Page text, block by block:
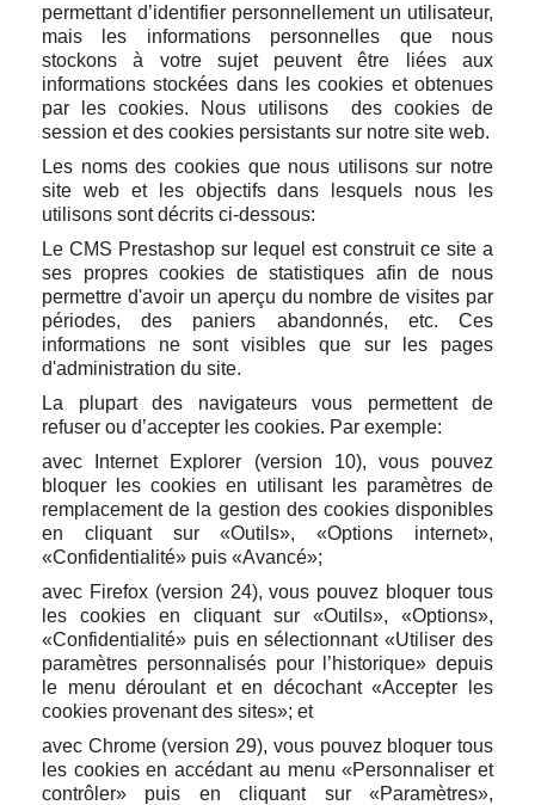
permettant d’identifier personnellement un utilisateur,
mais les informations personnelles que nous
stockons à votre sujet peuvent être liées aux
informations stockées dans les cookies et obtenues
par les cookies. Nous utilisons des cookies de
session et des cookies persistants sur notre site web.
Les noms des cookies que nous utilisons sur notre
site web et les objectifs dans lesquels nous les
utilisons sont décrits ci-dessous:
Le CMS Prestashop sur lequel est construit ce site a
ses propres cookies de statistiques afin de nous
permettre d'avoir un aperçu du nombre de visites par
périodes, des paniers abandonnés, etc. Ces
informations ne sont visibles que sur les pages
d'administration du site.
La plupart des navigateurs vous permettent de
refuser ou d’accepter les cookies. Par exemple:
avec Internet Explorer (version 10), vous pouvez
bloquer les cookies en utilisant les paramètres de
remplacement de la gestion des cookies disponibles
en cliquant sur «Outils», «Options internet»,
«Confidentialité» puis «Avancé»;
avec Firefox (version 24), vous pouvez bloquer tous
les cookies en cliquant sur «Outils», «Options»,
«Confidentialité» puis en sélectionnant «Utiliser des
paramètres personnalisés pour l’historique» depuis
le menu déroulant et en décochant «Accepter les
cookies provenant des sites»; et
avec Chrome (version 29), vous pouvez bloquer tous
les cookies en accédant au menu «Personnaliser et
contrôler» puis en cliquant sur «Paramètres»,